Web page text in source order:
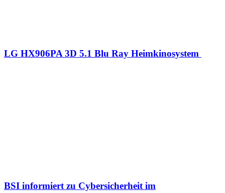
LG HX906PA 3D 5.1 Blu Ray Heimkinosystem
BSI informiert zu Cybersicherheit im